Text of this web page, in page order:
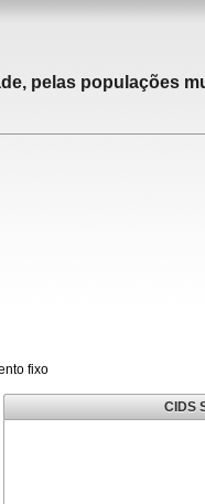
pelas populações
fixo
CIDS